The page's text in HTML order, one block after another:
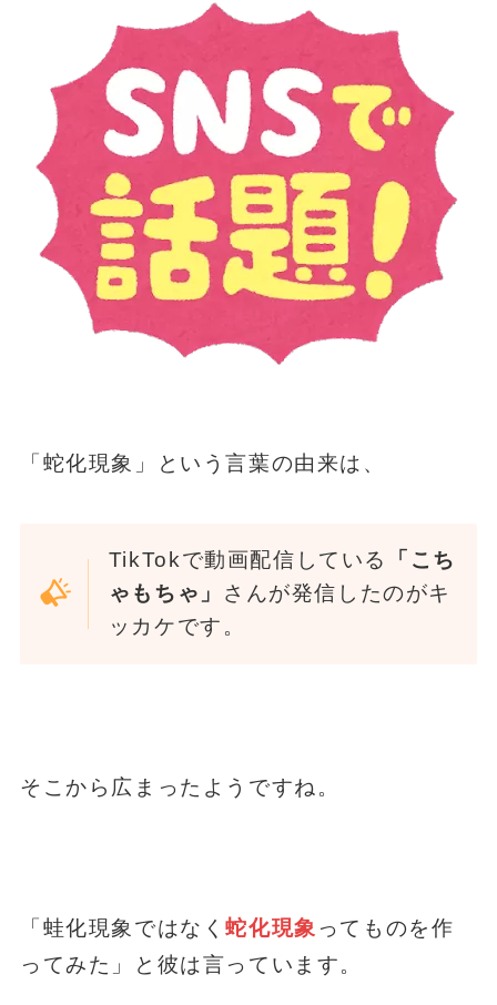
「蛇化現象」という言葉の由来は、
TikTokで動画配信している
「こち
ゃもちゃ」 さんが発信したのがキ
ッカケです。
そこから広まったようですね。
「蛙化現象ではなく蛇化現象 ってものを作
ってみた」と彼は言っています。